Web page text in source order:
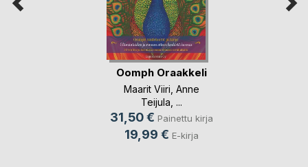
Oomph Oraakkeli
Maarit Viiri Anne
Teijula , ...
31,50 € Painettu kirja
19,99 € E-kirja